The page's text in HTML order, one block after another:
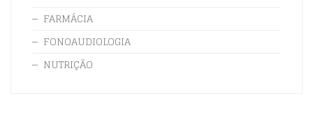
FARMÁCIA
FONOAUDIOLOGIA
NUTRIÇÃO